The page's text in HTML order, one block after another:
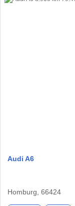
Audi A6
Homburg, 66424